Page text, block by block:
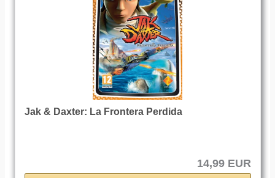
Jak & Daxter: La Frontera Perdida
14,99 EUR